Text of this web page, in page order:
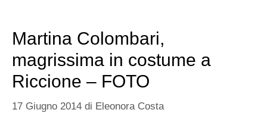
Martina Colombari,
magrissima in costume a
Riccione – FOTO
17 Giugno 2014 di Eleonora Costa